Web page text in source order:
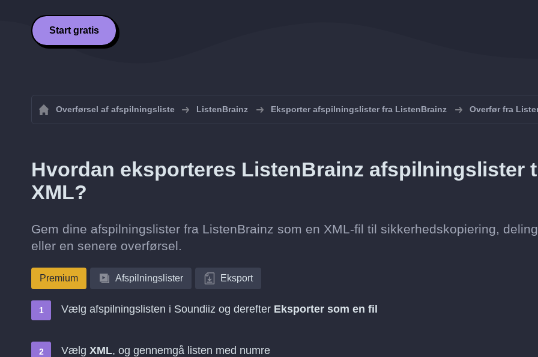
Start gratis
Overførsel af afspilningsliste ListenBrainz Eksporter afspilningslister fra ListenBrainz Overfør fra
Hvordan eksporteres ListenBrainz afspilningslister
XML?
Gem dine afspilningslister fra ListenBrainz som en XML-fil til sikkerhedskopiering, deling
eller en senere overførsel.
Premium Afspilningslister Eksport
Vælg afspilningslisten i Soundiiz og derefter Eksporter som en fil
Vælg XML, og gennemgå listen med numre